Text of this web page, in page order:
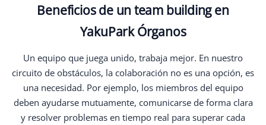
Beneficios de un team building en
YakuPark Órganos
Un equipo que juega unido, trabaja mejor. En nuestro
circuito de obstáculos, la colaboración no es una opción, es
una necesidad. Por ejemplo, los miembros del equipo
deben ayudarse mutuamente, comunicarse de forma clara
y resolver problemas en tiempo real para superar cada